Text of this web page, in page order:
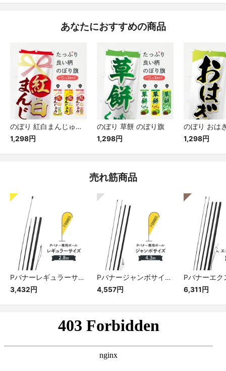
あなたにおすすめの商品
のぼり 紅白まんじゅう のぼり旗
1,298円
のぼり 草餅 のぼり旗
1,298円
のぼり おは
1,298円
売れ筋商品
Pバナーレギュラーサイズ専用ポール
3,432円
Pバナージャンボサイズ専用ポール
4,557円
6,311円